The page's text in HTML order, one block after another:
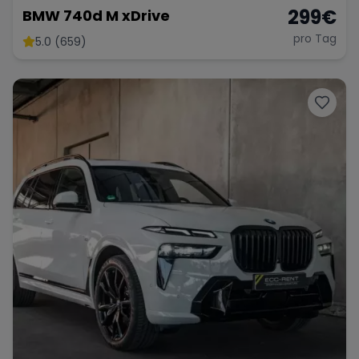
BMW 740d M xDrive
5.0 (659)
299€
pro Tag